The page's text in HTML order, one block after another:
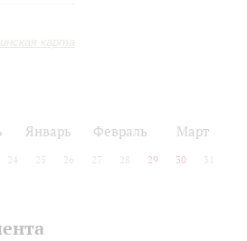
карта
Январь Февраль Март
24 25 26 27 28 29 30 31